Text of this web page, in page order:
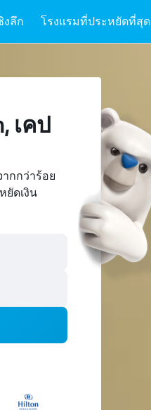
งลึก โรงแรมที่ประหยัดที่สุด
เคป
กกว่าร้อย
ยัดเงิน